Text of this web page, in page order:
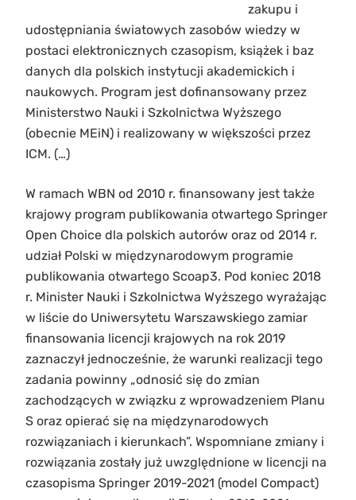
zakupu i
udostępniania światowych zasobów wiedzy w
postaci elektronicznych czasopism, książek i baz
danych dla polskich instytucji akademickich i
naukowych. Program jest dofinansowany przez
Ministerstwo Nauki i Szkolnictwa Wyższego
(obecnie MEiN) i realizowany w większości przez
ICM. (…)
W ramach WBN od 2010 r. finansowany jest także
krajowy program publikowania otwartego Springer
Open Choice dla polskich autorów oraz od 2014 r.
udział Polski w międzynarodowym programie
publikowania otwartego Scoap3. Pod koniec 2018
r. Minister Nauki i Szkolnictwa Wyższego wyrażając
w liście do Uniwersytetu Warszawskiego zamiar
finansowania licencji krajowych na rok 2019
zaznaczył jednocześnie, że warunki realizacji tego
zadania powinny „odnosić się do zmian
zachodzących w związku z wprowadzeniem Planu
S oraz opierać się na międzynarodowych
rozwiązaniach i kierunkach”. Wspomniane zmiany i
rozwiązania zostały już uwzględnione w licencji na
czasopisma Springer 2019-2021 (model Compact)